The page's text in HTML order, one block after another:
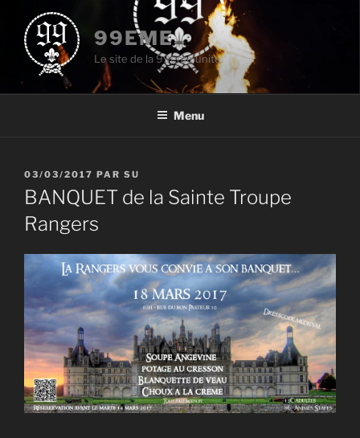
contenu
principal
99EME
Le site de la 99eme unité.
Menu
PUBLIÉ
LE
03/03/2017 PAR SU
BANQUET de la Sainte Troupe
Rangers